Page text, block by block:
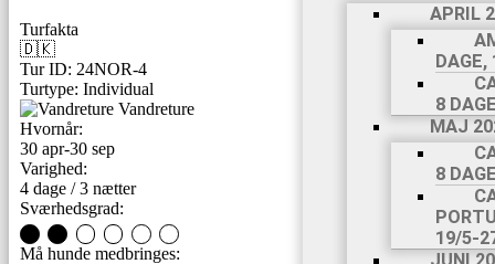
APRIL
8
MAJ
8
19/5-
Turfakta
🇩🇰
Tur ID: 24NOR-4
Turtype: Individual
Vandreture
Hvornår:
30 apr-30 sep
Varighed:
4 dage / 3 nætter
Sværhedsgrad:
Må hunde medbringes: